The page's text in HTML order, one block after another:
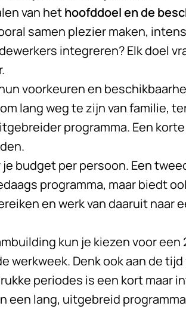
van hethoofddoel en de
samen plezier maken,
integreren? Elk doel
voorkeuren en
lang weg te zijn van familie,
programma. Een
budget per persoon. Een
programma, maar biedt
en werk van daaruit naar
kun je kiezen voor een
werkweek. Denk ook aan de
periodes is een kort maar
een lang, uitgebreid